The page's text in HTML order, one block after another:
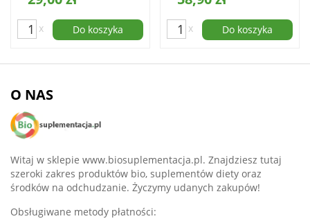
x Do koszyka x Do koszyka
O NAS
Witaj w sklepie www.biosuplementacja.pl. Znajdziesz tutaj
szeroki zakres produktów bio, suplementów diety oraz
środków na odchudzanie. Życzymy udanych zakupów!
Obsługiwane metody płatności: